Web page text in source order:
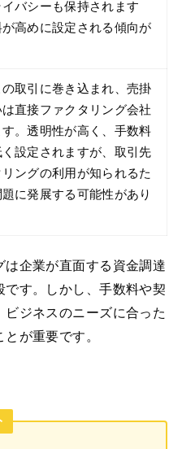
バシーも保持されます
高めに設定される傾向が
取引に巻き込まれ、売掛
直接ファクタリング会社
。透明性が高く、手数料
設定されますが、取引先
ングの利用が知られるた
に発展する可能性があり
は企業が直面する資金調達
す。しかし、手数料や契
ジネスのニーズに合った
が重要です。